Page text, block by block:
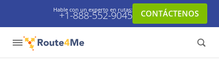
Hable con un experto en rutas:
+1-888-552-9045 CONTÁCTENOS